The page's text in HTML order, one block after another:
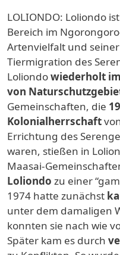
LOLIONDO: Loliondo
Bereich im
Artenvielfalt und
Tiermigration des
Loliondowiederholt
von
Gemeinschaften, die
Kolonialherrschaft
Errichtung des
waren, stießen in
Maasai-
Loliondo zu einer
1974 hatte zunächst
unter dem damaligen
konnten sie nach wie
Später kam es durch